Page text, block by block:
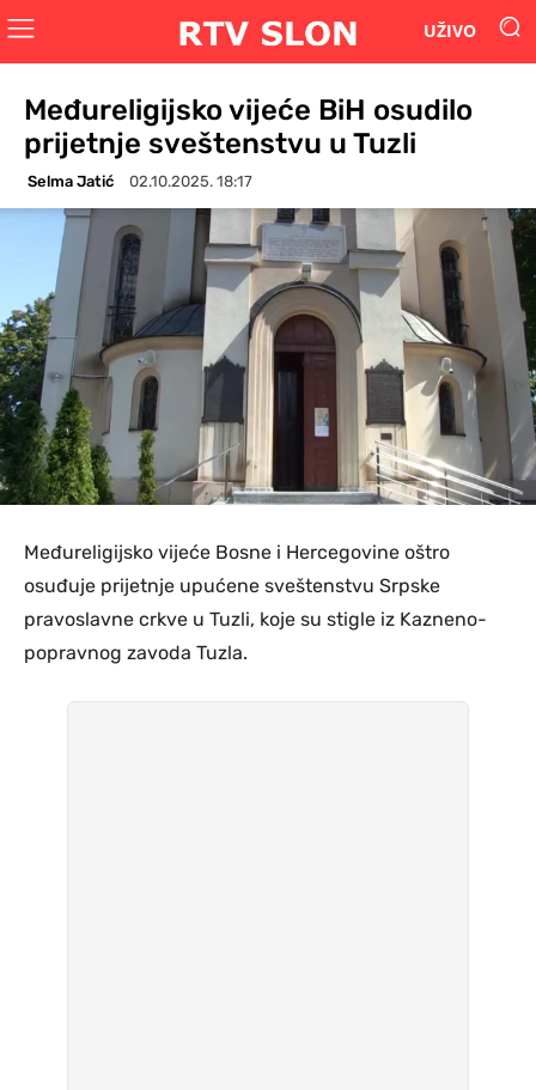
UŽIVO
Međureligijsko vijeće BiH osudilo
prijetnje sveštenstvu u Tuzli
Selma Jatić 02.10.2025. 18:17
Međureligijsko vijeće Bosne i Hercegovine oštro
osuđuje prijetnje upućene sveštenstvu Srpske
pravoslavne crkve u Tuzli, koje su stigle iz Kazneno-
popravnog zavoda Tuzla.